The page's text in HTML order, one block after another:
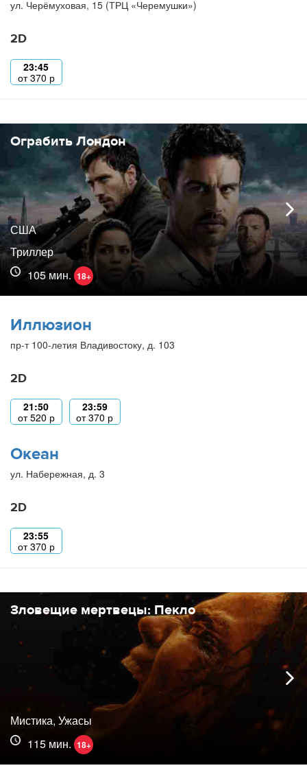
ул. Черёмуховая, 15 (ТРЦ «Черемушки»)
2D
23:45
от370 р
Ограбить Лондон
США
Триллер
105 мин. 18+
Иллюзион
пр-т 100-летия Владивостоку, д. 103
2D
21:50
от520 р
23:59
от370 р
Океан
ул. Набережная, д. 3
2D
23:55
от370 р
Зловещие мертвецы: Пекло
Мистика, Ужасы
115 мин. 18+